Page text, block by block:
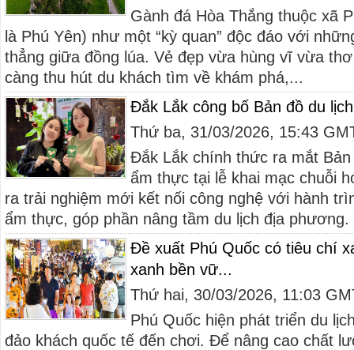
Gành đá Hòa Thắng thuộc xã
là Phú Yên) như một “kỳ quan” độc đáo với
thẳng giữa đồng lúa. Vẻ đẹp vừa hùng vĩ vừa
càng thu hút du khách tìm về khám phá,...
Đắk Lắk công bố Bản đồ du
Thứ ba, 31/03/2026, 15:43
Đắk Lắk chính thức ra mắt
ẩm thực tại lễ khai mạc chuỗi
ra trải nghiệm mới kết nối công nghệ với hành
ẩm thực, góp phần nâng tầm du lịch địa phương.
Đề xuất Phú Quốc có tiêu chí
xanh bền vữ...
Thứ hai, 30/03/2026, 11:03
Phú Quốc hiện phát triển du
đảo khách quốc tế đến chơi. Để nâng cao chất